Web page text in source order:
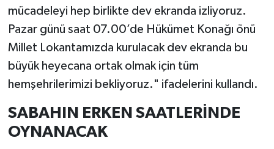
mücadeleyi hep birlikte dev ekranda izliyoruz.
Pazar günü saat 07.00’de Hükümet Konağı önü
Millet Lokantamızda kurulacak dev ekranda bu
büyük heyecana ortak olmak için tüm
hemşehrilerimizi bekliyoruz." ifadelerini kullandı.
SABAHIN ERKEN SAATLERİNDE
OYNANACAK